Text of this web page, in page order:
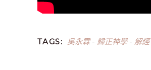
TAGS: 吳永霖- 歸正神學- 解經